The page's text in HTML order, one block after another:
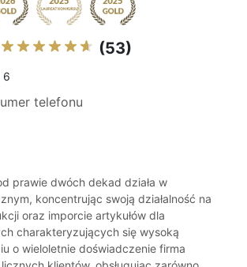
(53)
6
telefonu
prawie dwóch dekad działa w
koncentrując swoją działalność na
oraz imporcie artykułów dla
charakteryzujących się wysoką
o wieloletnie doświadczenie firma